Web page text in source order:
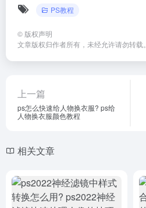
PS教程
© 版权声明
文章版权归作者所有，未经允许请勿转载。
上一篇
ps怎么快速给人物换衣服? ps给
人物换衣服颜色教程
相关文章